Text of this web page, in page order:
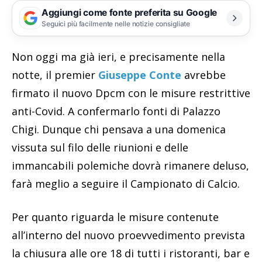
Aggiungi come fonte preferita su Google
Seguici più facilmente nelle notizie consigliate
Non oggi ma già ieri, e precisamente nella
notte, il premier Giuseppe Conte avrebbe
firmato il nuovo Dpcm con le misure restrittive
anti-Covid. A confermarlo fonti di Palazzo
Chigi. Dunque chi pensava a una domenica
vissuta sul filo delle riunioni e delle
immancabili polemiche dovrà rimanere deluso,
farà meglio a seguire il Campionato di Calcio.
Per quanto riguarda le misure contenute
all’interno del nuovo proevvedimento prevista
la chiusura alle ore 18 di tutti i ristoranti, bar e